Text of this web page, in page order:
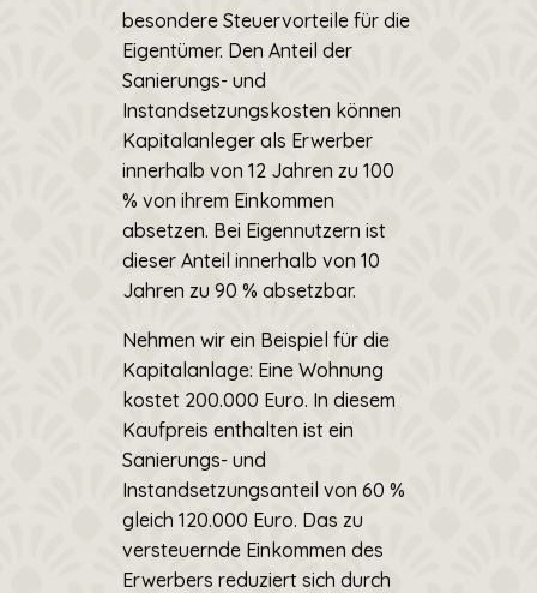
besondere Steuervorteile für die
Eigentümer. Den Anteil der
Sanierungs- und
Instandsetzungskosten können
Kapitalanleger als Erwerber
innerhalb von 12 Jahren zu 100
% von ihrem Einkommen
absetzen. Bei Eigennutzern ist
dieser Anteil innerhalb von 10
Jahren zu 90 % absetzbar.
Nehmen wir ein Beispiel für die
Kapitalanlage: Eine Wohnung
kostet 200.000 Euro. In diesem
Kaufpreis enthalten ist ein
Sanierungs- und
Instandsetzungsanteil von 60 %
gleich 120.000 Euro. Das zu
versteuernde Einkommen des
Erwerbers reduziert sich durch